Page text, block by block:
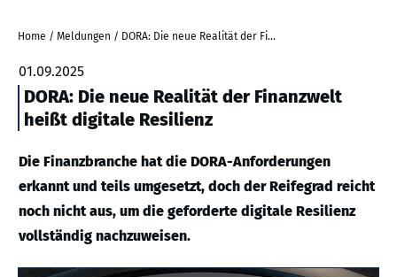
Home / Meldungen / DORA: Die neue Realität der Finanzwelt heißt digitale Resilienz
01.09.2025
DORA: Die neue Realität der Finanzwelt
heißt digitale Resilienz
Die Finanzbranche hat die DORA-Anforderungen
erkannt und teils umgesetzt, doch der Reifegrad reicht
noch nicht aus, um die geforderte digitale Resilienz
vollständig nachzuweisen.